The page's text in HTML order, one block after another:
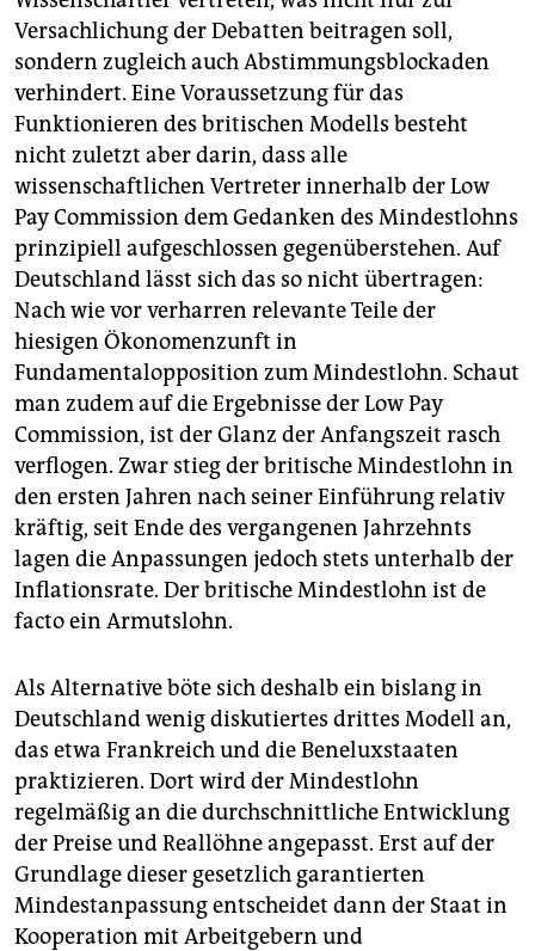
Versachlichung der Debatten beitragen soll,
sondern zugleich auch Abstimmungsblockaden
verhindert. Eine Voraussetzung für das
Funktionieren des britischen Modells besteht
nicht zuletzt aber darin, dass alle
wissenschaftlichen Vertreter innerhalb der Low
Pay Commission dem Gedanken des Mindestlohns
prinzipiell aufgeschlossen gegenüberstehen. Auf
Deutschland lässt sich das so nicht übertragen:
Nach wie vor verharren relevante Teile der
hiesigen Ökonomenzunft in
Fundamentalopposition zum Mindestlohn. Schaut
man zudem auf die Ergebnisse der Low Pay
Commission, ist der Glanz der Anfangszeit rasch
verflogen. Zwar stieg der britische Mindestlohn in
den ersten Jahren nach seiner Einführung relativ
kräftig, seit Ende des vergangenen Jahrzehnts
lagen die Anpassungen jedoch stets unterhalb der
Inflationsrate. Der britische Mindestlohn ist de
facto ein Armutslohn.
Als Alternative böte sich deshalb ein bislang in
Deutschland wenig diskutiertes drittes Modell an,
das etwa Frankreich und die Beneluxstaaten
praktizieren. Dort wird der Mindestlohn
regelmäßig an die durchschnittliche Entwicklung
der Preise und Reallöhne angepasst. Erst auf der
Grundlage dieser gesetzlich garantierten
Mindestanpassung entscheidet dann der Staat in
Kooperation mit Arbeitgebern und